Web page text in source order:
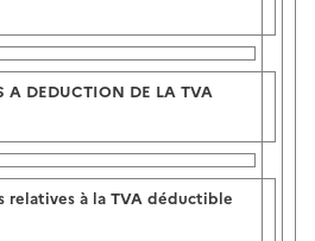
A DEDUCTION DE LA TVA
relatives à la TVA déductible